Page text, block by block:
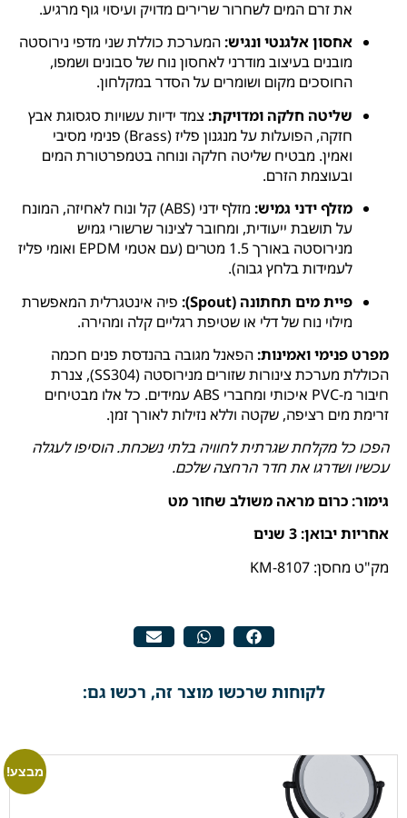
את זרם המים לשחרור שרירים מדויק ועיסוי גוף מרגיע.
אחסון אלגנטי ונגיש:המערכת כוללת שני מדפי נירוסטה
מובנים בעיצוב מודרני לאחסון נוח של סבונים ושמפו,
החוסכים מקום ושומרים על הסדר במקלחון.
שליטה חלקה ומדויקת:צמד ידיות עשויות סגסוגת אבץ
חזקה, הפועלות על מנגנון פליז (Brass) פנימי מסיבי
ואמין. מבטיח שליטה חלקה ונוחה בטמפרטורת המים
ובעוצמת הזרם.
מזלף ידני גמיש:
מזלף ידני (ABS) קל ונוח לאחיזה, המונח
על תושבת ייעודית, ומחובר לצינור שרשורי גמיש
מנירוסטה באורך 1.5 מטרים (עם אטמי EPDM ואומי פליז
לעמידות בלחץ גבוה).
פיית מים תחתונה (Spout):
פיה אינטגרלית המאפשרת
מילוי נוח של דלי או שטיפת רגליים קלה ומהירה.
מפרט פנימי ואמינות:הפאנל מגובה בהנדסת פנים חכמה
הכוללת מערכת צינורות שזורים מנירוסטה (SS304), צנרת
חיבור מ-PVC איכותי ומחברי ABS עמידים. כל אלו מבטיחים
זרימת מים רציפה, שקטה וללא נזילות לאורך זמן.
הפכו כל מקלחת שגרתית לחוויה בלתי נשכחת. הוסיפו לעגלה
עכשיו ושדרגו את חדר הרחצה שלכם.
גימור: כרום מראה משולב שחור מט
אחריות יבואן: 3 שנים
מק"ט מחסן: KM-8107
לקוחות שרכשו מוצר זה, רכשו גם:
מבצע!